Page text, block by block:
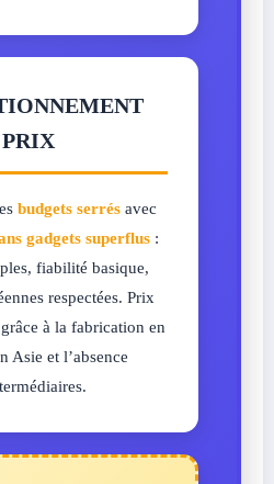
PRIX
budgets serrés avec
gadgets superflus :
fiabilité basique,
respectées. Prix
à la fabrication en
Asie et l’absence